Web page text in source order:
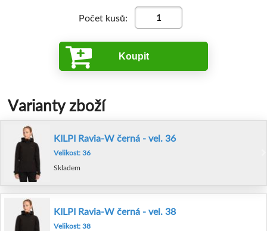
Počet kusů:
Koupit
Varianty zboží
KILPI Ravia-W černá - vel. 36
Velikost: 36
Skladem
KILPI Ravia-W černá - vel. 38
Velikost: 38